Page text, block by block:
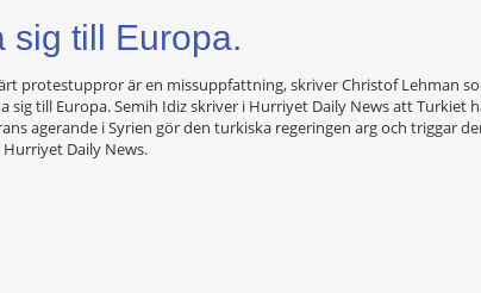
sig till Europa.
protestuppror är en missuppfattning, skriver Christof Lehman
till Europa. Semih Idiz skriver i Hurriyet Daily News att Turkiet
agerande i Syrien gör den turkiska regeringen arg och triggar
Daily News.